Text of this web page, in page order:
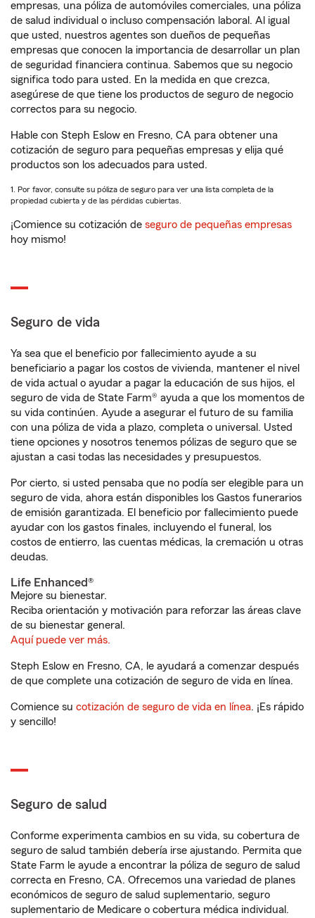
empresas, una póliza de automóviles comerciales, una póliza
de salud individual o incluso compensación laboral. Al igual
que usted, nuestros agentes son dueños de pequeñas
empresas que conocen la importancia de desarrollar un plan
de seguridad financiera continua. Sabemos que su negocio
significa todo para usted. En la medida en que crezca,
asegúrese de que tiene los productos de seguro de negocio
correctos para su negocio.
Hable con Steph Eslow en Fresno, CA para obtener una
cotización de seguro para pequeñas empresas y elija qué
productos son los adecuados para usted.
1. Por favor, consulte su póliza de seguro para ver una lista completa de la
propiedad cubierta y de las pérdidas cubiertas.
¡Comience su cotización de seguro de pequeñas empresas
hoy mismo!
Seguro de vida
Ya sea que el beneficio por fallecimiento ayude a su
beneficiario a pagar los costos de vivienda, mantener el nivel
de vida actual o ayudar a pagar la educación de sus hijos, el
seguro de vida de State Farm® ayuda a que los momentos de
su vida continúen. Ayude a asegurar el futuro de su familia
con una póliza de vida a plazo, completa o universal. Usted
tiene opciones y nosotros tenemos pólizas de seguro que se
ajustan a casi todas las necesidades y presupuestos.
Por cierto, si usted pensaba que no podía ser elegible para un
seguro de vida, ahora están disponibles los Gastos funerarios
de emisión garantizada. El beneficio por fallecimiento puede
ayudar con los gastos finales, incluyendo el funeral, los
costos de entierro, las cuentas médicas, la cremación u otras
deudas.
Life Enhanced®
Mejore su bienestar.
Reciba orientación y motivación para reforzar las áreas clave
de su bienestar general.
Aquí puede ver más.
Steph Eslow en Fresno, CA, le ayudará a comenzar después
de que complete una cotización de seguro de vida en línea.
Comience su cotización de seguro de vida en línea. ¡Es rápido
y sencillo!
Seguro de salud
Conforme experimenta cambios en su vida, su cobertura de
seguro de salud también debería irse ajustando. Permita que
State Farm le ayude a encontrar la póliza de seguro de salud
correcta en Fresno, CA. Ofrecemos una variedad de planes
económicos de seguro de salud suplementario, seguro
suplementario de Medicare o cobertura médica individual.